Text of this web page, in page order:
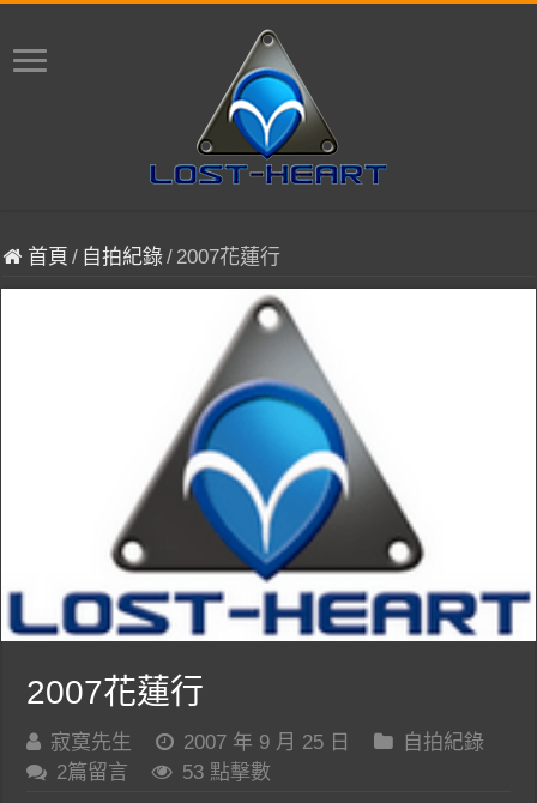
首頁 / 自拍紀錄/ 2007花蓮行
2007花蓮行
寂寞先生 2007 年 9 月 25 日
自拍紀錄
2篇留言
53 點擊數